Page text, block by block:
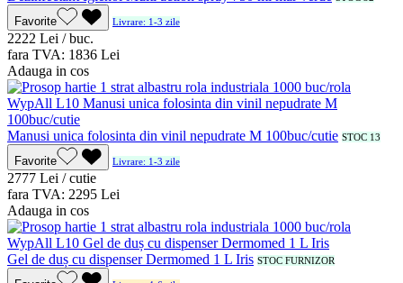
Favorite Livrare: 1-3 zile
2222 Lei / buc.
fara TVA: 1836 Lei
Adauga in cos
Manusi unica folosinta din vinil nepudrate M 100buc/cutie STOC 13
Favorite Livrare: 1-3 zile
2777 Lei / cutie
fara TVA: 2295 Lei
Adauga in cos
Gel de duș cu dispenser Dermomed 1 L Iris STOC FURNIZOR